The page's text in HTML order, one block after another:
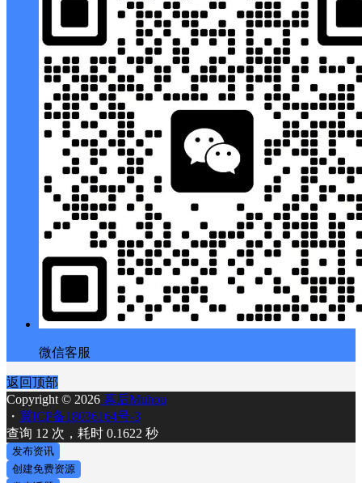
微信客服
返回顶部
Copyright © 2026 幕后Muhou
・ 冀ICP备18036164号-3
查询 12 次，耗时 0.1622 秒
发布资讯
创建免费资源